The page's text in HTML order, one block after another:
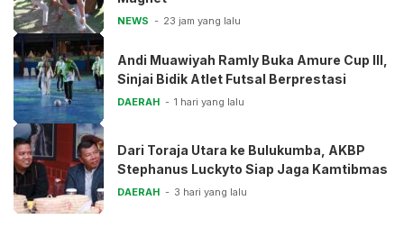
NEWS 23 jam yang lalu
Andi Muawiyah Ramly Buka Amure Cup III,
Sinjai Bidik Atlet Futsal Berprestasi
DAERAH 1 hari yang lalu
Dari Toraja Utara ke Bulukumba, AKBP
Stephanus Luckyto Siap Jaga Kamtibmas
DAERAH 3 hari yang lalu